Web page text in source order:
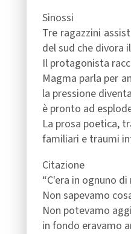
Sinossi
Tre ragazzini
del sud che divora
Il protagonista
Magma parla per
la pressione
è pronto ad
La prosa poetica,
familiari e traumi
Citazione
“C'era in ognuno
Non sapevamo
Non potevamo
in fondo eravamo